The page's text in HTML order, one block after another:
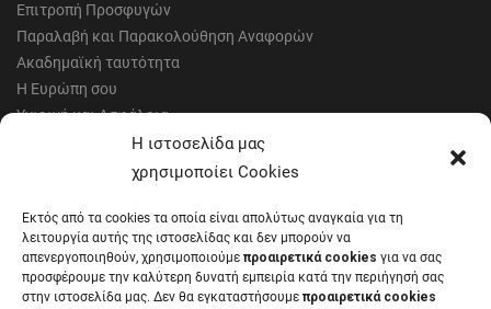
Η ιστοσελίδα μας
χρησιμοποίει Cookies
Εκτός από τα cookies τα οποία είναι απολύτως αναγκαία για τη
λειτουργία αυτής της ιστοσελίδας και δεν μπορούν να
απενεργοποιηθούν, χρησιμοποιούμε προαιρετικά cookies για να σας
προσφέρουμε την καλύτερη δυνατή εμπειρία κατά την περιήγησή σας
στην ιστοσελίδα μας. Δεν θα εγκαταστήσουμε προαιρετικά cookies
Επιτροπή Προσφυγών
Παραλαβή και Παρακολούθηση Αναφορών
Ακαδημαϊκή ταυτότητα
Η Ευρώπη σου
Υγιεινή και Ασφάλεια
Έντυπα Οικονομικής Υπηρεσίας
Έντυπα Διοικητικών Υπηρεσιών
Μητρώα αξιολογητών
Δημόσια Διαβούλευση
Συνεδριάσεις Συγκλήτου